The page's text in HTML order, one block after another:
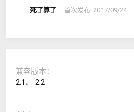
死了算了 首次发布: 2017/09/24
兼容版本
2.1
2.2